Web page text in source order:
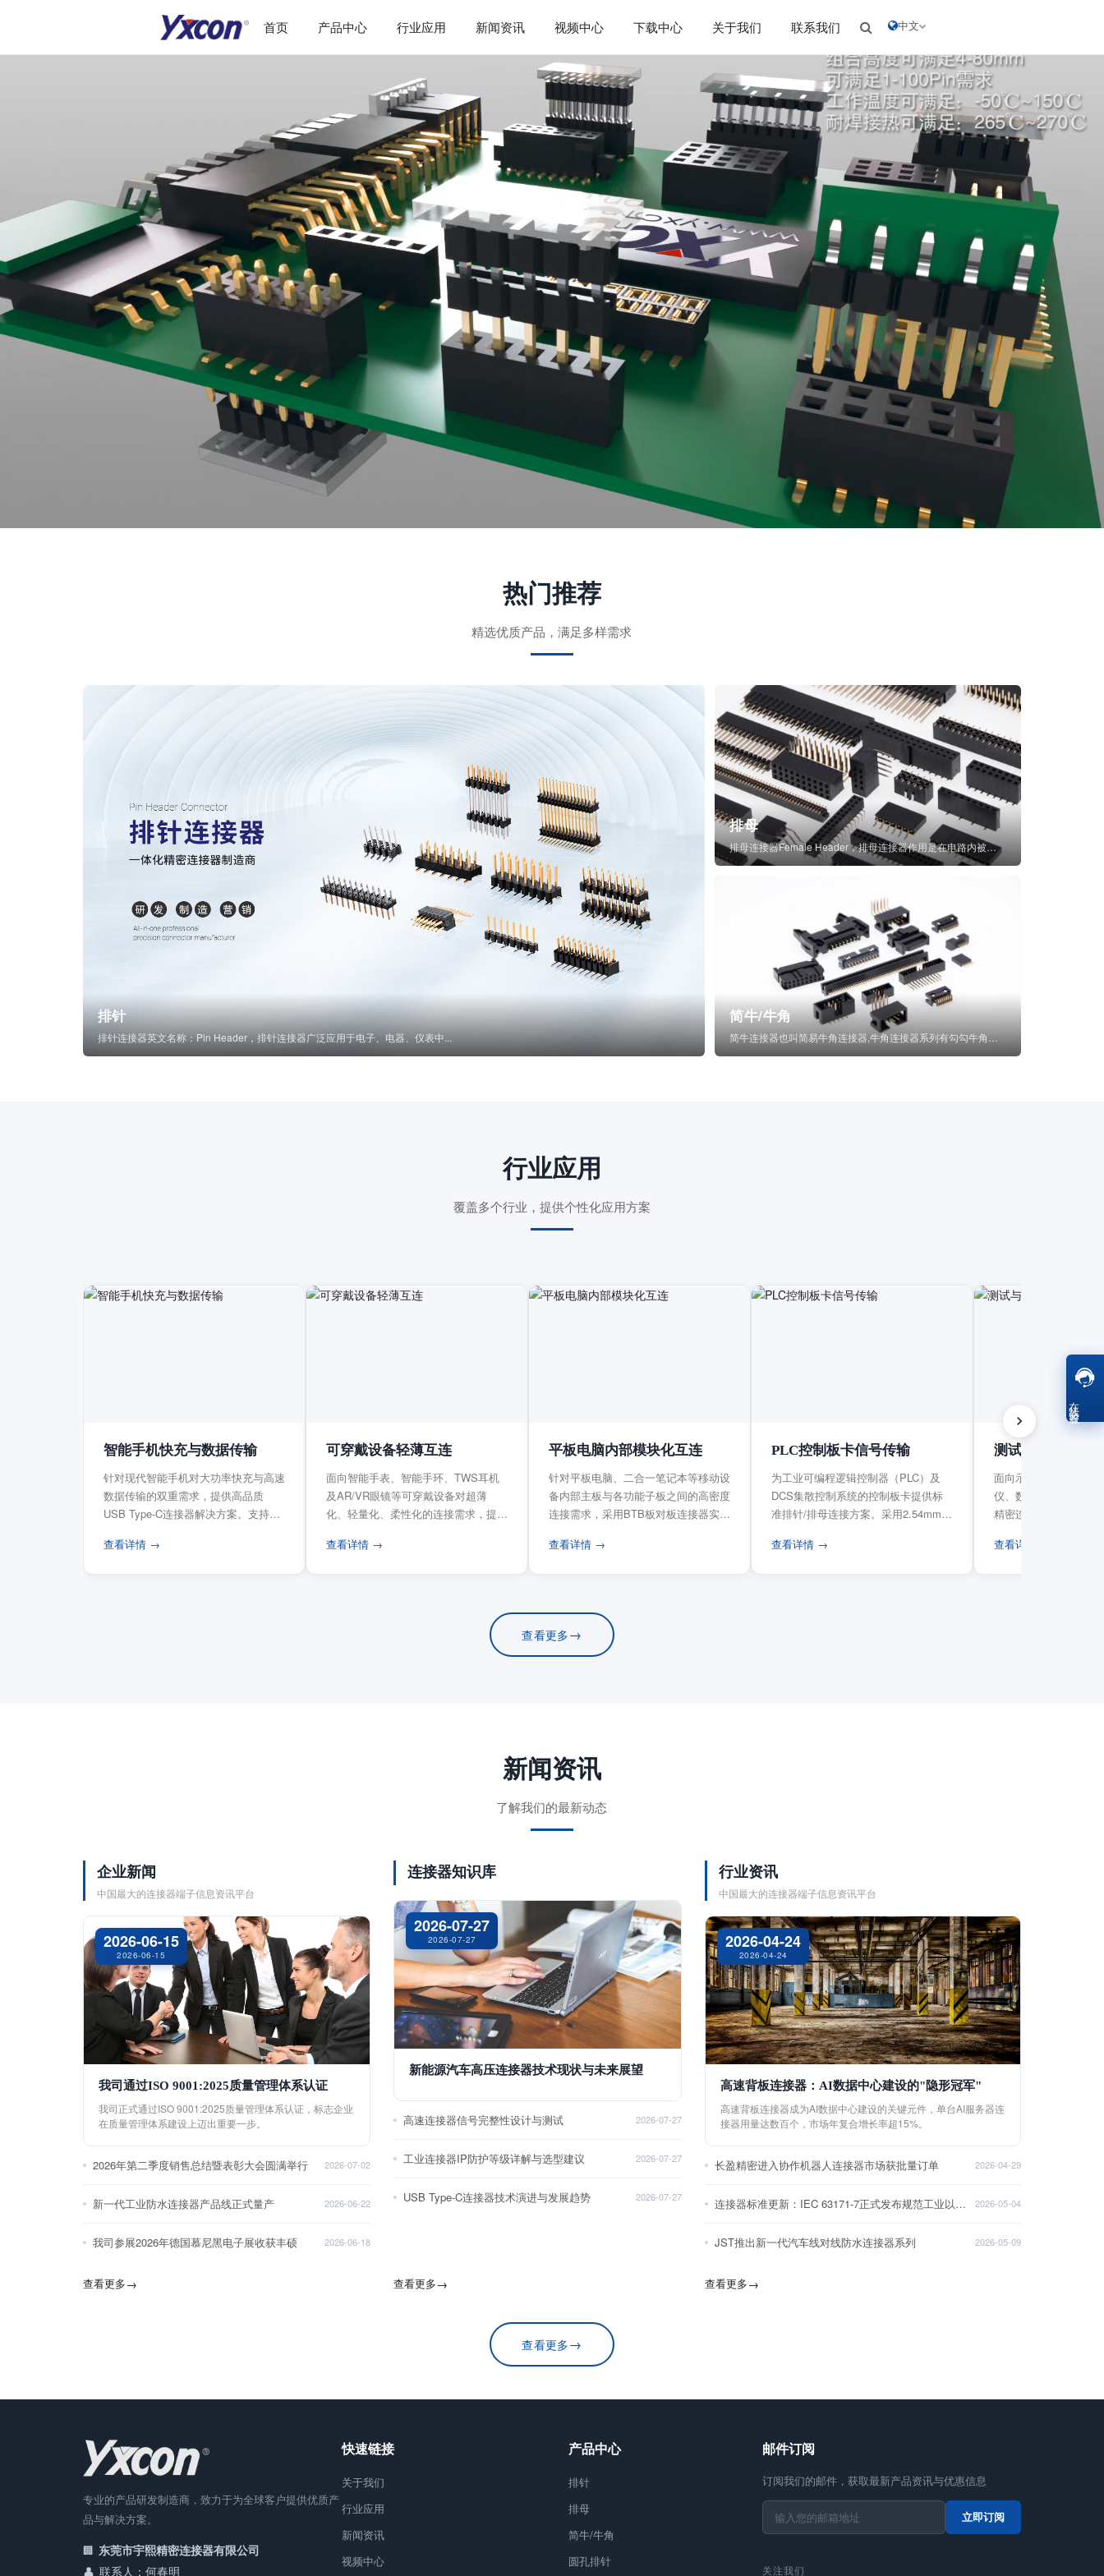
首页 产品中心 行业应用 新闻资讯 视频中心 下载中心 关于我们 联系我们 中文
热门推荐
精选优质产品，满足多样需求
排针
排针连接器英文名称：Pin Header，排针连接器广泛应用于电子、电器、仪表中...
排母
排母连接器Female Header，排母连接器作用是在电路内被阻断处或孤立不通...
简牛/牛角
行业应用
覆盖多个行业，提供个性化应用方案
智能手机快充与数据传输
针对现代智能手机对大功率快充与高速
数据传输的双重需求，提供高品质
USB Type-C连接器解决方案。支持
查看详情 →
可穿戴设备轻薄互连
面向智能手表、智能手环、TWS耳机
及AR/VR眼镜等可穿戴设备对超薄
化、轻量化、柔性化的连接需求，提供
查看详情 →
平板电脑内部模块化互连
针对平板电脑、二合一笔记本等移动设
备内部主板与各功能子板之间的高密度
连接需求，采用BTB板对板连接器实现
查看详情 →
PLC控制板卡信号传输
为工业可编程逻辑控制器（PLC）及
DCS集散控制系统的控制板卡提供标
准排针/排母连接方案。采用2.54mm标
查看详情 →
测试与测量设备
面向示波器、信号发
仪、数据采集卡等电
精密连接需求，提供
查看详情 →
查看更多→
新闻资讯
了解我们的最新动态
企业新闻
中国最大的连接器端子信息资讯平台
2026-06-15
2026-06-15
我司通过ISO 9001:2025质量管理体系认证
我司正式通过ISO 9001:2025质量管理体系认证，标志企业
在质量管理体系建设上迈出重要一步。
2026年第二季度销售总结暨表彰大会圆满举行 2026-07-02
新一代工业防水连接器产品线正式量产 2026-06-22
我司参展2026年德国慕尼黑电子展收获丰硕 2026-06-18
查看更多→
连接器知识库
2026-07-27
2026-07-27
新能源汽车高压连接器技术现状与未来展望
高速连接器信号完整性设计与测试 2026-07-27
工业连接器IP防护等级详解与选型建议 2026-07-27
USB Type-C连接器技术演进与发展趋势 2026-07-27
查看更多→
行业资讯
中国最大的连接器端子信息资讯平台
2026-04-24
2026-04-24
高速背板连接器：AI数据中心建设的"隐形冠军"
高速背板连接器成为AI数据中心建设的关键元件，单台AI服务器连
接器用量达数百个，市场年复合增长率超15%。
长盈精密进入协作机器人连接器市场获批量订单 2026-04-29
连接器标准更新：IEC 63171-7正式发布规范工业以太网接口 2026-05-04
JST推出新一代汽车线对线防水连接器系列 2026-05-09
查看更多→
查看更多→
专业的产品研发制造商，致力于为全球客户提供优质产
品与解决方案。
东莞市宇熙精密连接器有限公司
联系人：何春明
快速链接
关于我们
行业应用
新闻资讯
视频中心
产品中心
排针
排母
简牛/牛角
圆孔排针
邮件订阅
订阅我们的邮件，获取最新产品资讯与优惠信息
立即订阅
关注我们
在线客服